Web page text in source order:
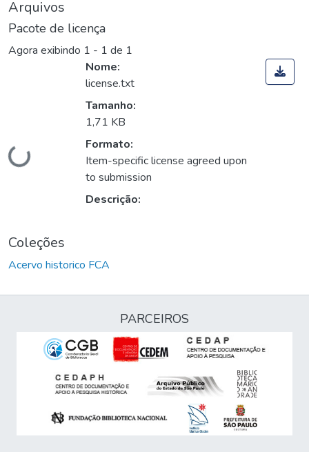
Arquivos
Pacote de licença
Agora exibindo 1 - 1 de 1
Carregando...
Nome:
license.txt
Tamanho:
1,71 KB
Formato:
Item-specific license agreed upon
to submission
Descrição:
Coleções
Acervo historico FCA
PARCEIROS